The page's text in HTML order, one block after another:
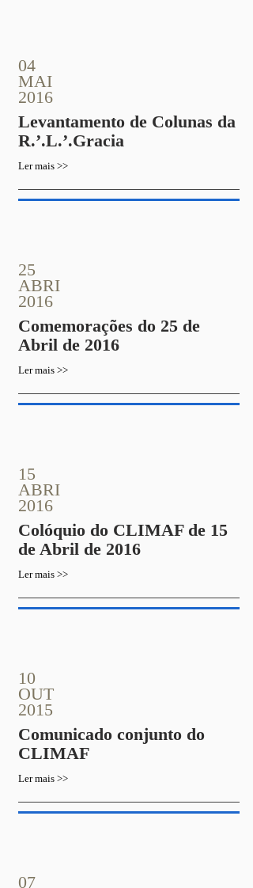
04
MAI
2016
Levantamento de Colunas da
R.’.L.’.Gracia
Ler mais >>
25
ABRI
2016
Comemorações do 25 de
Abril de 2016
Ler mais >>
15
ABRI
2016
Colóquio do CLIMAF de 15
de Abril de 2016
Ler mais >>
10
OUT
2015
Comunicado conjunto do
CLIMAF
Ler mais >>
07